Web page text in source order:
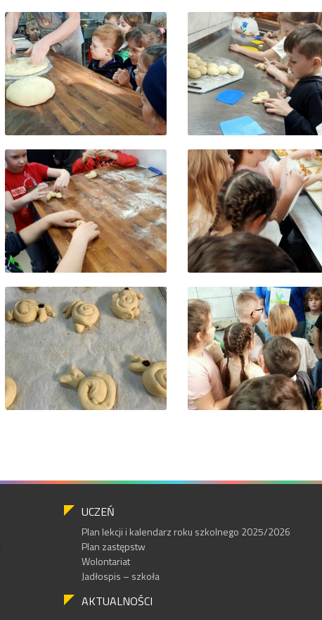
UCZEŃ
Plan lekcji i kalendarz roku szkolnego 2025/2026
Plan zastępstw
Wolontariat
Jadłospis – szkoła
AKTUALNOŚCI